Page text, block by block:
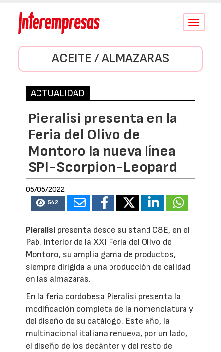
Conmutar
ACEITE / ALMAZARAS
ACTUALIDAD
Pieralisi presenta en la
Feria del Olivo de
Montoro la nueva línea
SPI-Scorpion-Leopard
05/05/2022
542
Pieralisi presenta desde su stand C8E, en el
Pab. Interior de la XXI Feria del Olivo de
Montoro, su amplia gama de productos,
siempre dirigida a una producción de calidad
en las almazaras.
En la feria cordobesa Pieralisi presenta la
modificación completa de la nomenclatura y
del diseño de su catálogo. Este año, la
multinacional italiana renueva, por un lado,
el diseño de los decánter y del resto de